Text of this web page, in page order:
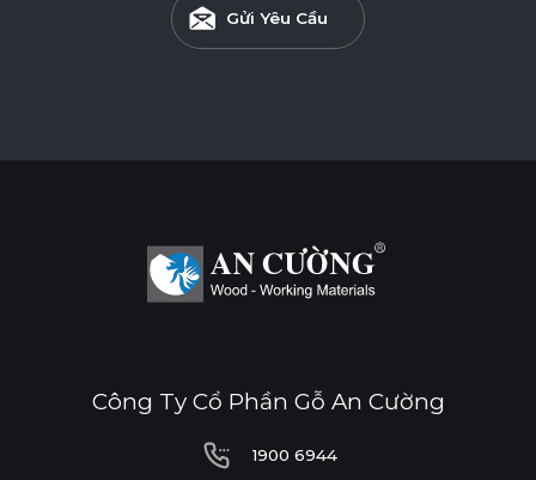
Gửi Yêu Cầu
Công Ty Cổ Phần Gỗ An Cường
1900 6944